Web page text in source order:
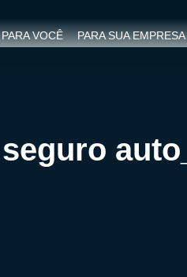
PARA VOCÊ PARA SUA EMPRESA
seguro